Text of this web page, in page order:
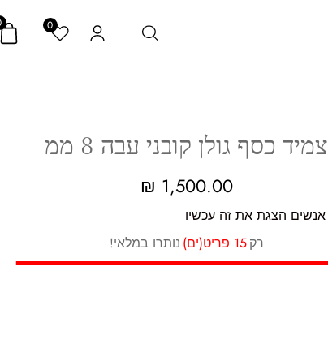
0
צמיד כסף גולן קובני עבה 8 ממ
1,500.00
₪
אנשים הצגת את זה עכשיו
רק15 פריט(ים) נותרו במלאי!